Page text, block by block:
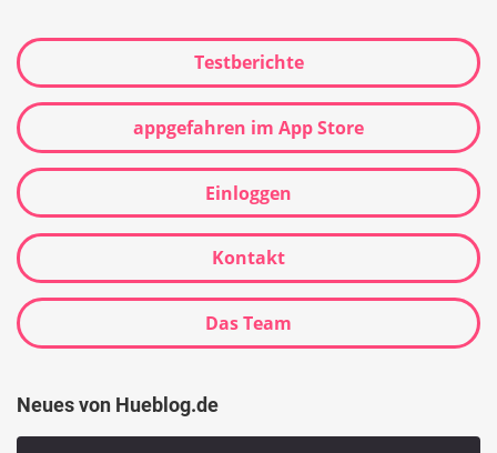
Testberichte
appgefahren im App Store
Einloggen
Kontakt
Das Team
Neues von Hueblog.de